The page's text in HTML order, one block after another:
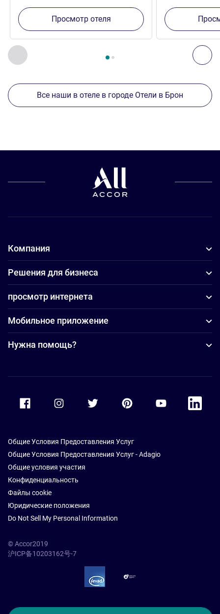
Назад - Другие отели поблизости
Страница , Другие отели поблизости 1 :, Другие
Просмотр отеля
Все наши в отеле в городе Отели в Брон
Компания
Решения для бизнеса
просмотр интернета
Мобильное приложение
Нужна помощь?
Accor Youtube
Accor
Общие Условия Предоставления Услуг
Общие Условия Предоставления Услуг - Adagio
Общие условия участия
Конфиденциальность
Файлы cookie
Юридические положения
Do Not Sell My Personal Information
© Accor2019
沪ICP备10203162号-7